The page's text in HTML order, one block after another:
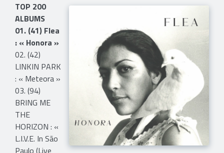
TOP 200
ALBUMS
01. (41) Flea
: « Honora »
02. (42)
LINKIN PARK
: « Meteora »
03. (94)
BRING ME
THE
HORIZON : «
L.I.V.E. In São